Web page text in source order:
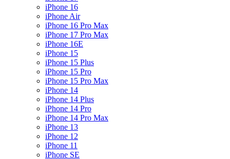
iPhone 16
iPhone Air
iPhone 16 Pro Max
iPhone 17 Pro Max
iPhone 16E
iPhone 15
iPhone 15 Plus
iPhone 15 Pro
iPhone 15 Pro Max
iPhone 14
iPhone 14 Plus
iPhone 14 Pro
iPhone 14 Pro Max
iPhone 13
iPhone 12
iPhone 11
iPhone SE